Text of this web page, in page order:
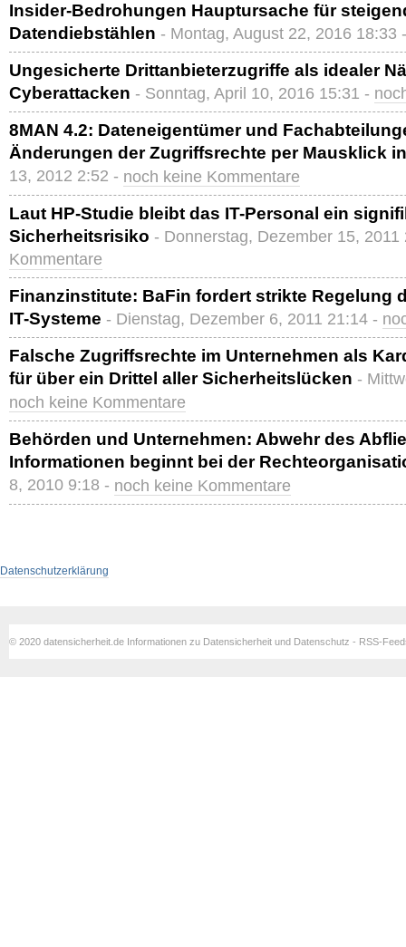
Insider-Bedrohungen Hauptursache für
Datendiebstählen - Montag, August 22, 2016 18:33
Ungesicherte Drittanbieterzugriffe als idealer
Cyberattacken - Sonntag, April 10, 2016 15:31 -
8MAN 4.2: Dateneigentümer und
Änderungen der Zugriffsrechte per Mausklick
13, 2012 2:52 - noch keine Kommentare
Laut HP-Studie bleibt das IT-Personal ein
Sicherheitsrisiko - Donnerstag, Dezember 15,
Kommentare
Finanzinstitute: BaFin fordert strikte Regelung
IT-Systeme - Dienstag, Dezember 6, 2011 21:14 -
Falsche Zugriffsrechte im Unternehmen als
für über ein Drittel aller Sicherheitslücken -
noch keine Kommentare
Behörden und Unternehmen: Abwehr des
Informationen beginnt bei der
8, 2010 9:18 - noch keine Kommentare
Datenschutzerklärung
© 2020 datensicherheit.de Informationen zu Datensicherheit und Datenschutz - RSS-